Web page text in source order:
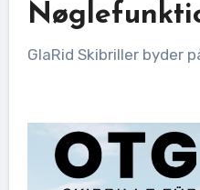
GlaRid Skibriller byder